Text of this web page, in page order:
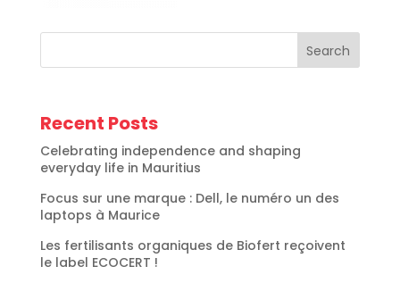
Search
Recent Posts
Celebrating independence and shaping
everyday life in Mauritius
Focus sur une marque : Dell, le numéro un des
laptops à Maurice
Les fertilisants organiques de Biofert reçoivent
le label ECOCERT !